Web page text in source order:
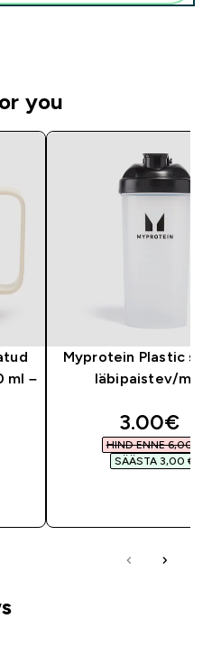
you
ml –
Myprotein Plastic
läbipaistev/
3.00€‎
HIND ENNE 6,00 €‎
SÄÄSTA 3,00 €‎